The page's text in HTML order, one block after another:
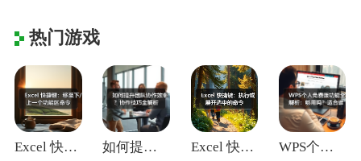
热门游戏
Excel 快捷键：移至下/上一个功能区 如何提升团队协作效率？协作技巧全解析 Excel 快捷键：执行或展开选中的命令 WPS个人免费版功能全解析：够用吗？适合